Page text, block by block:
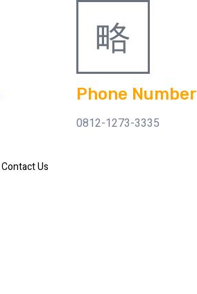
Phone Number
0812-1273-3335
Contact Us